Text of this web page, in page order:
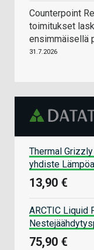
Counterpoint
toimitukset
ensimmäisellä
31.7.2026
Thermal
yhdiste
13,90 €
ARCTIC Liquid
75,90 €